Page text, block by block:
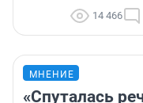
14 466
МНЕНИЕ
«Спуталась